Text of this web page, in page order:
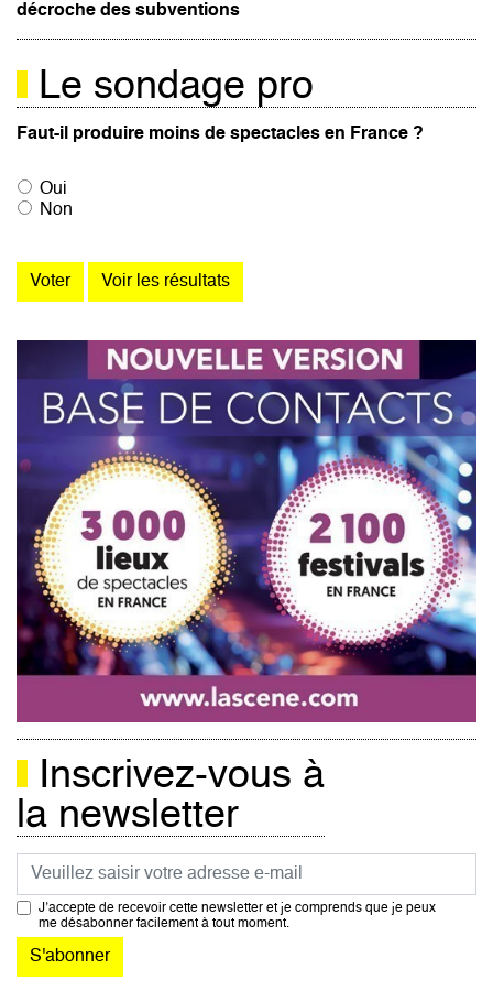
décroche des subventions
Le sondage pro
Faut-il produire moins de spectacles en France ?
Oui
Non
Inscrivez-vous à
la newsletter
Courriel
J’accepte de recevoir cette newsletter et je comprends que je peux
me désabonner facilement à tout moment.